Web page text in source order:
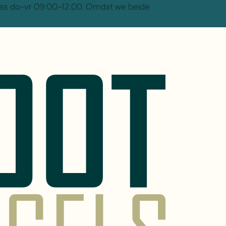
do-vr 09:00–12:00. Omdat we beide